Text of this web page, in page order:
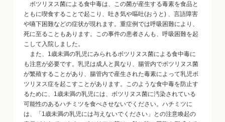
ボツリヌス菌による食中毒は、この菌が産生する毒素を食品と
ともに喫食することで起こり、吐き気や嘔吐(おうと) 、言語障害
や嚥下困難などの症状が現れます。重症例では呼吸困難により、
死に至ることもあります。この事件の患者さんも、呼吸困難を起
こして入院しました。
また、1歳未満の乳児にみられるボツリヌス菌による食中毒に
も注意が必要です。乳児は成人と異なり、腸管内でボツリヌス菌
が繁殖することがあり、腸管内で産生された毒素によって乳児ボ
ツリヌス症を起こすことがあります。このような食中毒を防止す
るために、1歳未満の乳児には、ボツリヌス菌に汚染されている
可能性のあるハチミツを食べさせないでください。ハチミツに
は、「1歳未満の乳児には与えないでください」との注意喚起の